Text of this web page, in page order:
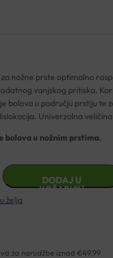
za nožne prste optimalno
vanjskog pritiska.
bolova u području prstiju te
Univerzalna
bolova u nožnim prstima.
DODAJ U
KOŠARICU
želja
za narudžbe iznad €49,99